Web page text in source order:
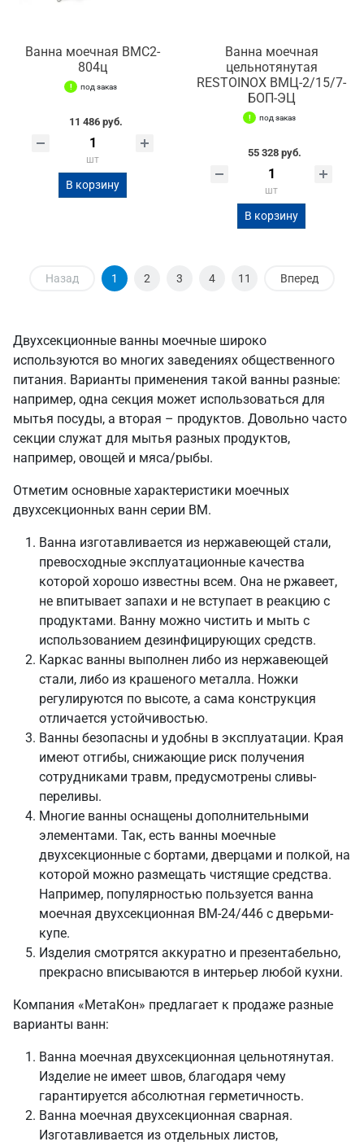
Ванна моечная ВМС2-
804ц
под заказ
11 486 руб.
шт
В корзину
Ванна моечная
цельнотянутая
RESTOINOX ВМЦ-2/15/7-
БОП-ЭЦ
под заказ
55 328 руб.
шт
В корзину
Назад 1 2 3 4 11 Вперед
Двухсекционные ванны моечные широко
используются во многих заведениях общественного
питания. Варианты применения такой ванны разные:
например, одна секция может использоваться для
мытья посуды, а вторая – продуктов. Довольно часто
секции служат для мытья разных продуктов,
например, овощей и мяса/рыбы.
Отметим основные характеристики моечных
двухсекционных ванн серии ВМ.
Ванна изготавливается из нержавеющей стали,
превосходные эксплуатационные качества
которой хорошо известны всем. Она не ржавеет,
не впитывает запахи и не вступает в реакцию с
продуктами. Ванну можно чистить и мыть с
использованием дезинфицирующих средств.
Каркас ванны выполнен либо из нержавеющей
стали, либо из крашеного металла. Ножки
регулируются по высоте, а сама конструкция
отличается устойчивостью.
Ванны безопасны и удобны в эксплуатации. Края
имеют отгибы, снижающие риск получения
сотрудниками травм, предусмотрены сливы-
переливы.
Многие ванны оснащены дополнительными
элементами. Так, есть ванны моечные
двухсекционные с бортами, дверцами и полкой, на
которой можно размещать чистящие средства.
Например, популярностью пользуется ванна
моечная двухсекционная ВМ-24/446 с дверьми-
купе.
Изделия смотрятся аккуратно и презентабельно,
прекрасно вписываются в интерьер любой кухни.
Компания «МетаКон» предлагает к продаже разные
варианты ванн:
Ванна моечная двухсекционная цельнотянутая.
Изделие не имеет швов, благодаря чему
гарантируется абсолютная герметичность.
Ванна моечная двухсекционная сварная.
Изготавливается из отдельных листов,